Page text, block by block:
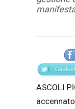
Articolo
Testo
ASCOLI